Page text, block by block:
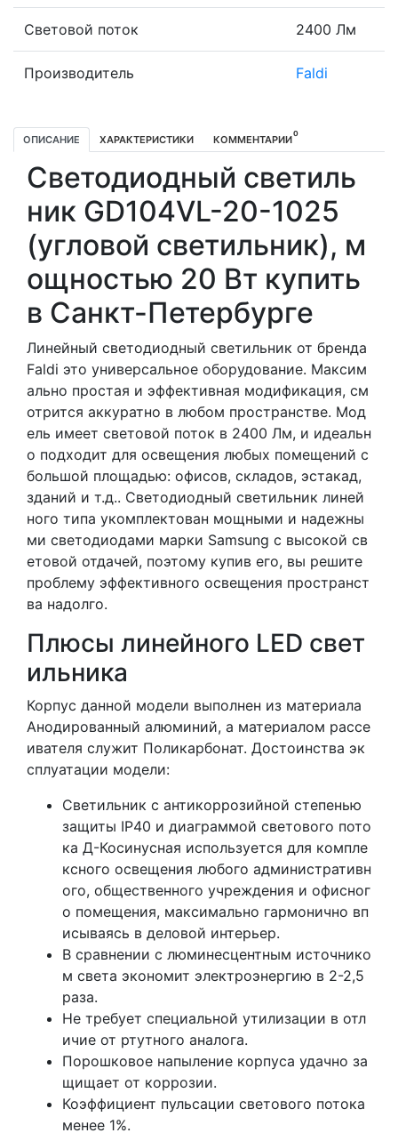
Световой поток 2400 Лм
Производитель Faldi
ОПИСАНИЕ ХАРАКТЕРИСТИКИ КОММЕНТАРИИ0
Светодиодный светиль
ник GD104VL-20-1025
(угловой светильник), м
ощностью 20 Вт купить
в Санкт-Петербурге
Линейный светодиодный светильник от бренда
Faldi это универсальное оборудование. Максим
ально простая и эффективная модификация, см
отрится аккуратно в любом пространстве. Мод
ель имеет световой поток в 2400 Лм, и идеальн
о подходит для освещения любых помещений с
большой площадью: офисов, складов, эстакад,
зданий и т.д.. Светодиодный светильник линей
ного типа укомплектован мощными и надежны
ми светодиодами марки Samsung с высокой св
етовой отдачей, поэтому купив его, вы решите
проблему эффективного освещения пространст
ва надолго.
Плюсы линейного LED свет
ильника
Корпус данной модели выполнен из материала
Анодированный алюминий, а материалом рассе
ивателя служит Поликарбонат. Достоинства эк
сплуатации модели:
Светильник с антикоррозийной степенью
защиты IP40 и диаграммой светового пото
ка Д-Косинусная используется для компле
ксного освещения любого административн
ого, общественного учреждения и офисног
о помещения, максимально гармонично вп
исываясь в деловой интерьер.
В сравнении с люминесцентным источнико
м света экономит электроэнергию в 2-2,5
раза.
Не требует специальной утилизации в отл
ичие от ртутного аналога.
Порошковое напыление корпуса удачно за
щищает от коррозии.
Коэффициент пульсации светового потока
менее 1%.